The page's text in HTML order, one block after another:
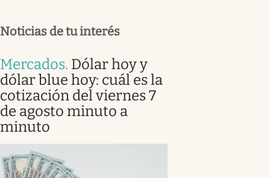
Noticias de tu interés
Mercados. Dólar hoy y
dólar blue hoy: cuál es la
cotización del viernes 7
de agosto minuto a
minuto